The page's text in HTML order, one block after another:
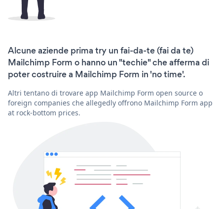
Alcune aziende prima try un fai-da-te (fai da te)
Mailchimp Form o hanno un "techie" che afferma di
poter costruire a Mailchimp Form in 'no time'.
Altri tentano di trovare app Mailchimp Form open source o
foreign companies che allegedly offrono Mailchimp Form app
at rock-bottom prices.